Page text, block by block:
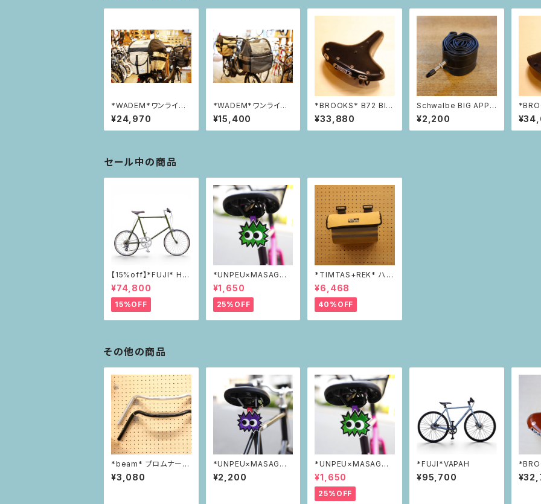
*WADEM*ワンライド
カゴカバー【リア】
¥24,970
*WADEM*ワンライド
カゴカバー【フロント】
¥15,400
*BROOKS* B72 Bla
ck
¥33,880
Schwalbe BIG APPL
E 対応チューブ（14イン
チ）
¥2,200
セール中の商品
【15%off】*FUJI* HE
LION
¥74,800
15%OFF
*UNPEU×MASAGON
*PIKAPIKAリフレクタ
ー green
¥1,650
25%OFF
*TIMTAS+REK* ハン
ドルバーバッグ
¥6,468
40%OFF
その他の商品
*beam* プロムナード
ハンドルバー
¥3,080
*UNPEU×MASAGON
*PIKAPIKAリフレクタ
ー purple
¥2,200
*UNPEU×MASAGON
*PIKAPIKAリフレクタ
ー green
¥1,650
25%OFF
*FUJI*VAPAH
¥95,700